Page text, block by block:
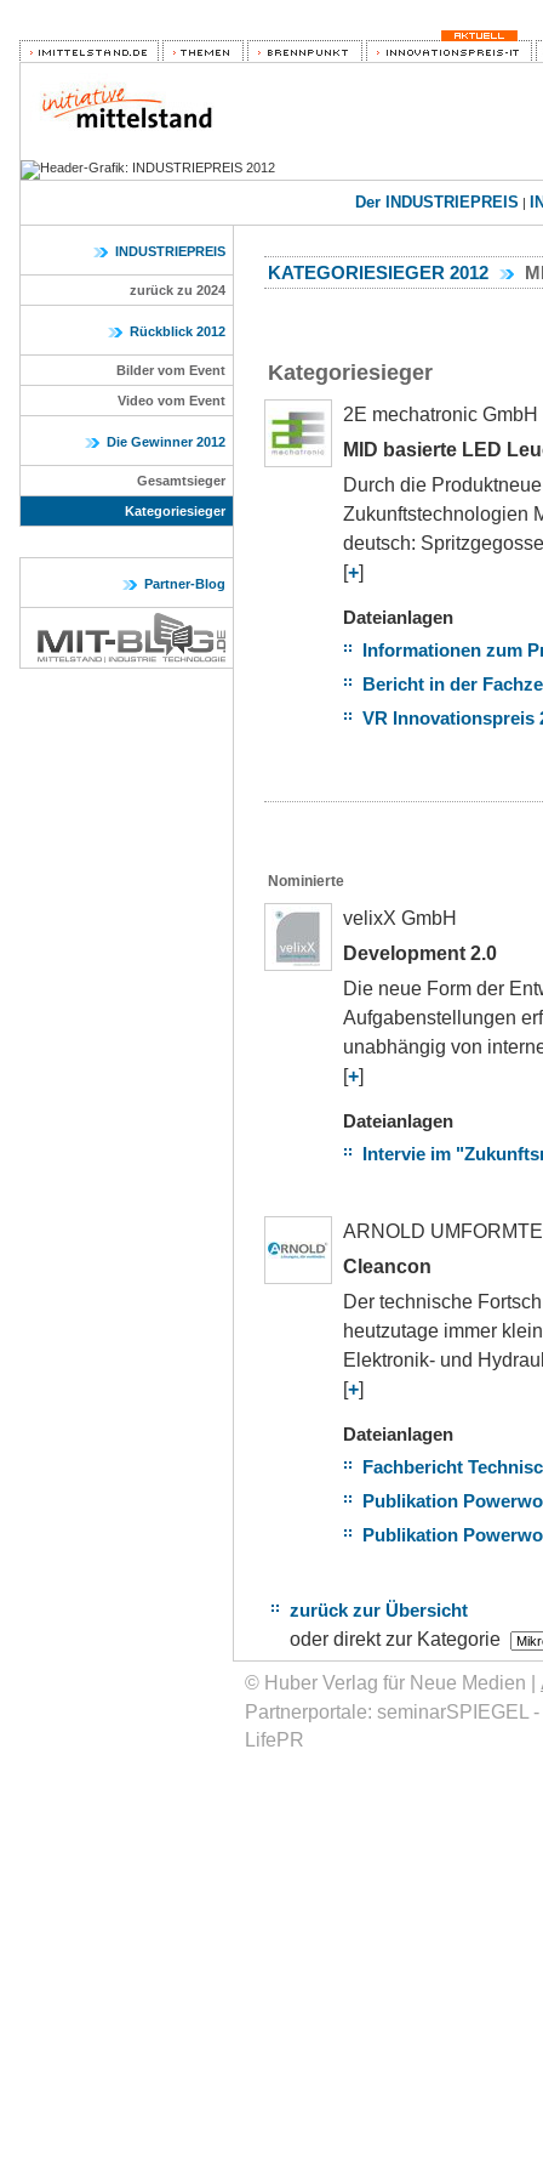
Der INDUSTRIEPREIS |
INDUSTRIEPREIS
zurück zu 2024
Rückblick 2012
Bilder vom Event
Video vom Event
Die Gewinner 2012
Gesamtsieger
Kategoriesieger
Partner-Blog
KATEGORIESIEGER 2012
Kategoriesieger
2E mechatronic
MID basierte LED
Durch die
Zukunftstechnologien
deutsch:
[+]
Dateianlagen
Informationen zum
Bericht in der
VR Innovationspreis
Nominierte
velixX GmbH
Development 2.0
Die neue Form der
Aufgabenstellungen
unabhängig von
[+]
Dateianlagen
Intervie im
ARNOLD
Cleancon
Der technische
heutzutage immer
Elektronik- und
[+]
Dateianlagen
Fachbericht
Publikation
Publikation
zurück zur Übersicht
oder direkt zur Kategorie
© Huber Verlag für Neue Medien |
Partnerportale: seminarSPIEGEL -
LifePR